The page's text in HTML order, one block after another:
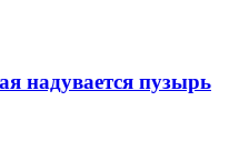
надувается пузырь